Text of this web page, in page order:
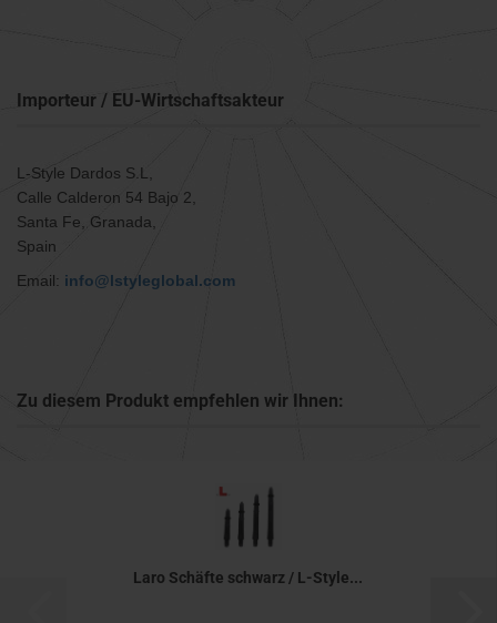
Importeur / EU-Wirtschaftsakteur
L-Style Dardos S.L,
Calle Calderon 54 Bajo 2,
Santa Fe, Granada,
Spain
Email: info@lstyleglobal.com
Zu diesem Produkt empfehlen wir Ihnen:
Laro Schäfte schwarz / L-Style...